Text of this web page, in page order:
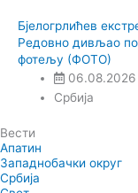
Бјелогрлићев
Редовно дивљао
фотељу (ФОТО)
06.08.2026
Србија
Вести
Апатин
Западнобачки округ
Србија